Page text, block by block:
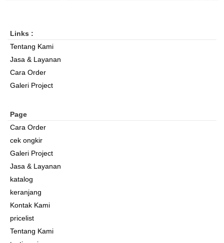
Links :
Tentang Kami
Jasa & Layanan
Cara Order
Galeri Project
Page
Cara Order
cek ongkir
Galeri Project
Jasa & Layanan
katalog
keranjang
Kontak Kami
pricelist
Tentang Kami